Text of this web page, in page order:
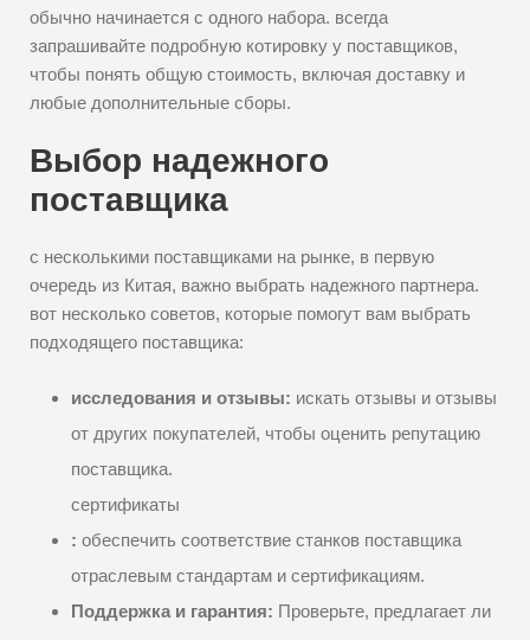
обычно начинается с одного набора. всегда
запрашивайте подробную котировку у поставщиков,
чтобы понять общую стоимость, включая доставку и
любые дополнительные сборы.
Выбор надежного
поставщика
с несколькими поставщиками на рынке, в первую
очередь из Китая, важно выбрать надежного партнера.
вот несколько советов, которые помогут вам выбрать
подходящего поставщика:
исследования и отзывы: искать отзывы и отзывы
от других покупателей, чтобы оценить репутацию
поставщика.
сертификаты
: обеспечить соответствие станков поставщика
отраслевым стандартам и сертификациям.
Поддержка и гарантия: Проверьте, предлагает ли